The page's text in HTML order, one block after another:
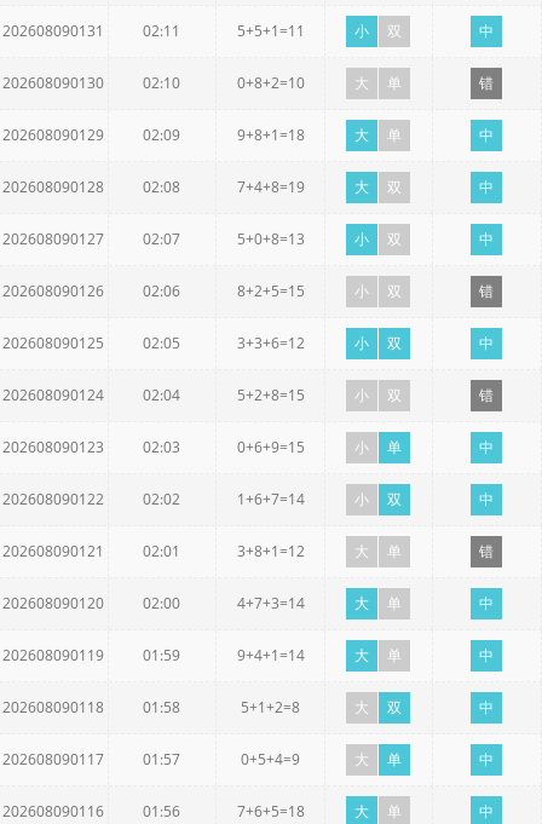
202608090131 02:11 5+5+1=11 小 双 中
202608090130 02:10 0+8+2=10 大 单 错
202608090129 02:09 9+8+1=18 大 单 中
202608090128 02:08 7+4+8=19 大 双 中
202608090127 02:07 5+0+8=13 小 双 中
202608090126 02:06 8+2+5=15 小 双 错
202608090125 02:05 3+3+6=12 小 双 中
202608090124 02:04 5+2+8=15 小 双 错
202608090123 02:03 0+6+9=15 小 单 中
202608090122 02:02 1+6+7=14 小 双 中
202608090121 02:01 3+8+1=12 大 单 错
202608090120 02:00 4+7+3=14 大 单 中
202608090119 01:59 9+4+1=14 大 单 中
202608090118 01:58 5+1+2=8 大 双 中
202608090117 01:57 0+5+4=9 大 单 中
202608090116 01:56 7+6+5=18 大 单 中